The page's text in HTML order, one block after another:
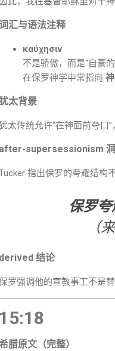
汇与语法注释
καύχησιν
不是骄傲，而是“自豪
在保罗神学中常指向
太背景
犹太传统允许“在神面前夸口
after-supersessionism 洞
指出保罗的夸耀结构
保罗
（
derived 结论
罗强调他的宣教事工不是
15:18
腊原文（完整）